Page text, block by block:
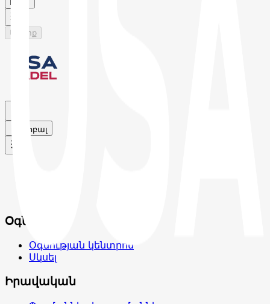
Մուտք
Գլոբալ
Օգնություն
Օգնության կենտրոն
Սկսել
Իրավական